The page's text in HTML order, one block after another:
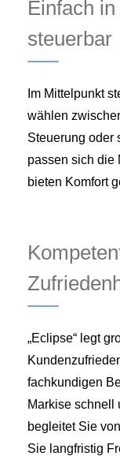
Einfach
steuerbar
Im Mittelpunkt
wählen
Steuerung oder
passen sich die
bieten Komfort
„Eclipse“ legt
fachkundigen
Markise schnell
begleitet Sie
Sie langfristig